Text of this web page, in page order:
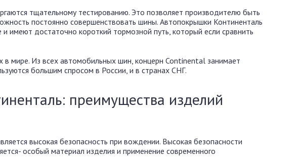
тщательному тестированию. Это позволяет производителю быть
постоянно совершенствовать шины. Автопокрышки Континенталь
имеют достаточно короткий тормозной путь, который если сравнить
мире. Из всех автомобильных шин, концерн Continental занимает
большим спросом в России, и в странах СНГ.
преимущества изделий
высокая безопасность при вождении. Высокая безопасности
особый материал изделия и применение современного